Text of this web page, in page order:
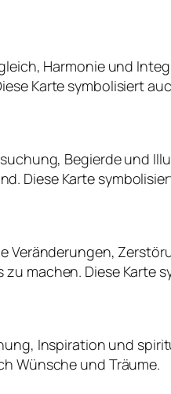
Harmonie und
Karte symbolisiert
Begierde und
Diese Karte
Veränderungen,
zu machen. Diese
Inspiration und
Wünsche und Träume.